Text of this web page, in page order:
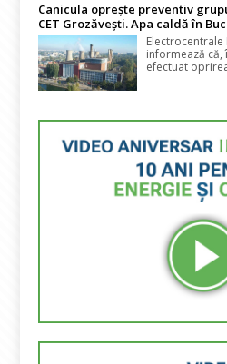
Canicula oprește preventiv
CET Grozăvești. Apa caldă în
Electrocentrale
informează că,
efectuat